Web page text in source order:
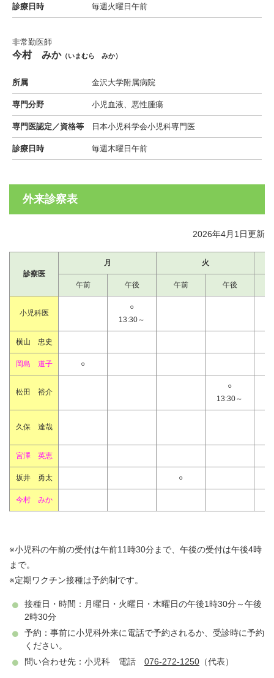
診療日時 毎週火曜日午前
非常勤医師
今村 みか（いまむら みか）
所属 金沢大学附属病院
専門分野 小児血液、悪性腫瘍
専門医認定／資格等 日本小児科学会小児科専門医
診療日時 毎週木曜日午前
外来診察表
2026年4月1日更新
診察医
月 火
午前 午後 午前 午後
小児科医
○
13:30～
横山 忠史
岡島 道子 ○
松田 裕介
○
13:30～
久保 達哉
宮澤 英恵
坂井 勇太 ○
今村 みか
※小児科の午前の受付は午前11時30分まで、午後の受付は午後4時
まで。
※定期ワクチン接種は予約制です。
接種日・時間：月曜日・火曜日・木曜日の午後1時30分～午後
2時30分
予約：事前に小児科外来に電話で予約されるか、受診時に予約
ください。
問い合わせ先：小児科 電話 076-272-1250 （代表）